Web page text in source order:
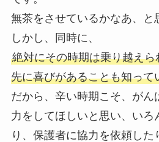
無茶をさせているかなあ、と
しかし、同時に、
絶対にその時期は乗り越え
先に喜びがあることも知って
だから、辛い時期こそ、がん
力をしてほしいと思い、いろ
り、保護者に協力を依頼した